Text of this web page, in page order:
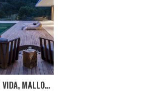
BN1 HOUSE, SON VIDA, MALLORCA, ESPANHA